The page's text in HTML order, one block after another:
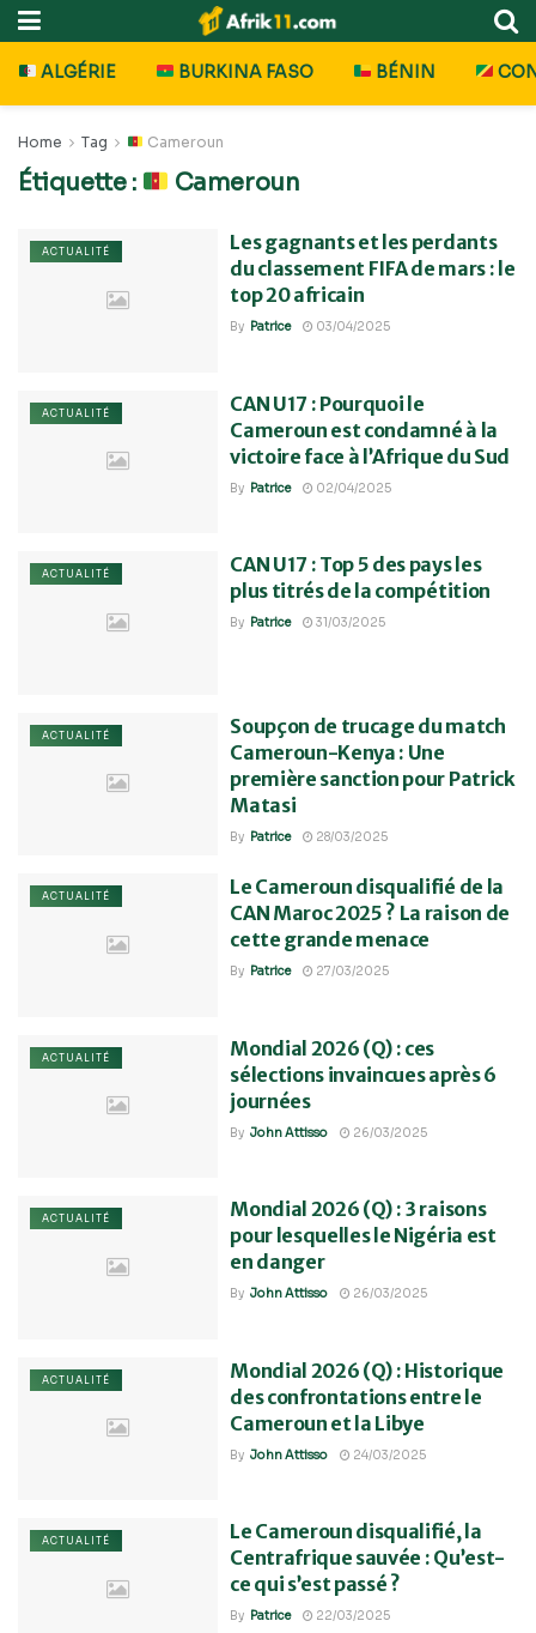
ALGÉRIE BURKINA FASO BÉNIN
Home Tag Cameroun
Étiquette : Cameroun
ACTUALITÉ
Les gagnants et les perdants
du classement FIFA de mars : le
top 20 africain
By Patrice 03/04/2025
ACTUALITÉ
CAN U17 : Pourquoi le
Cameroun est condamné à la
victoire face à l’Afrique du Sud
By Patrice 02/04/2025
ACTUALITÉ
CAN U17 : Top 5 des pays les
plus titrés de la compétition
By Patrice 31/03/2025
ACTUALITÉ
Soupçon de trucage du match
Cameroun-Kenya : Une
première sanction pour Patrick
Matasi
By Patrice 28/03/2025
ACTUALITÉ
Le Cameroun disqualifié de la
CAN Maroc 2025 ? La raison de
cette grande menace
By Patrice 27/03/2025
ACTUALITÉ
Mondial 2026 (Q) : ces
sélections invaincues après 6
journées
By John Attisso 26/03/2025
ACTUALITÉ
Mondial 2026 (Q) : 3 raisons
pour lesquelles le Nigéria est
en danger
By John Attisso 26/03/2025
ACTUALITÉ
Mondial 2026 (Q) : Historique
des confrontations entre le
Cameroun et la Libye
By John Attisso 24/03/2025
ACTUALITÉ
Le Cameroun disqualifié, la
Centrafrique sauvée : Qu’est-
ce qui s’est passé ?
By Patrice 22/03/2025